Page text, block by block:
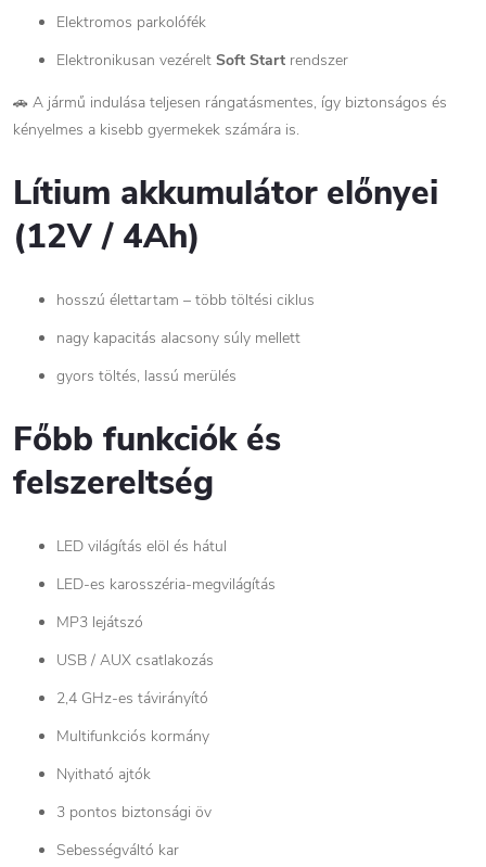
Elektromos parkolófék
Elektronikusan vezérelt Soft Start rendszer
🚗 A jármű indulása teljesen rángatásmentes, így biztonságos és
kényelmes a kisebb gyermekek számára is.
Lítium akkumulátor előnyei
(12V / 4Ah)
hosszú élettartam – több töltési ciklus
nagy kapacitás alacsony súly mellett
gyors töltés, lassú merülés
Főbb funkciók és
felszereltség
LED világítás elöl és hátul
LED-es karosszéria-megvilágítás
MP3 lejátszó
USB / AUX csatlakozás
2,4 GHz-es távirányító
Multifunkciós kormány
Nyitható ajtók
3 pontos biztonsági öv
Sebességváltó kar